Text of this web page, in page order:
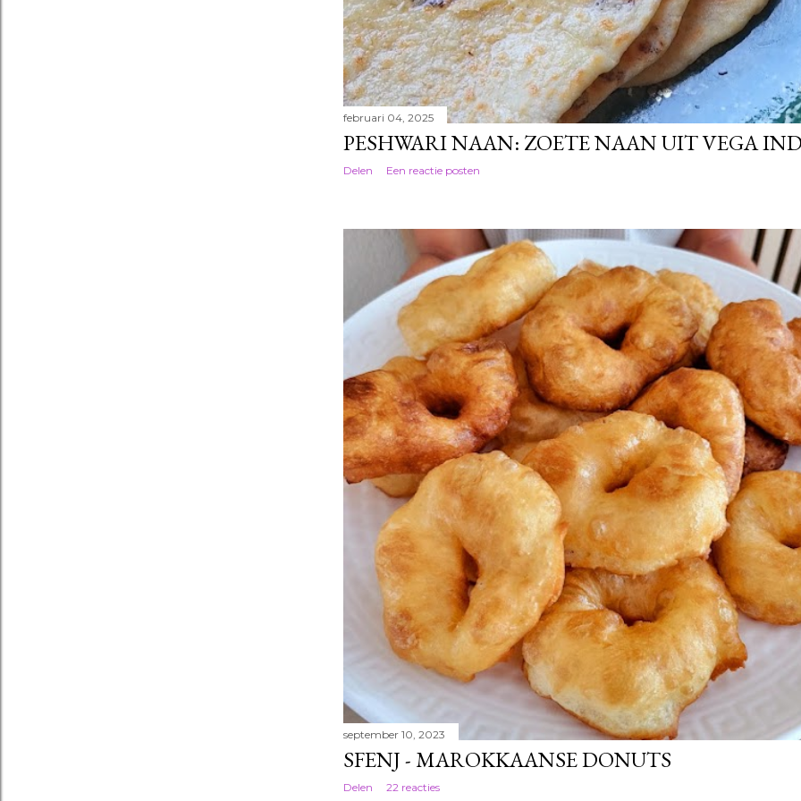
februari 04, 2025
PESHWARI NAAN: ZOETE NAAN UIT VEGA
Delen Een reactie posten
september 10, 2023
SFENJ - MAROKKAANSE DONUTS
Delen 22 reacties